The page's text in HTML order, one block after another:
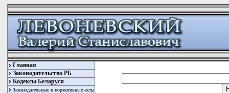
Главная
Законодательство РБ
Кодексы Беларуси
Законодательные и нормативные акты